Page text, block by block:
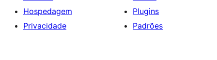
Hospedagem
Privacidade
Plugins
Padrões